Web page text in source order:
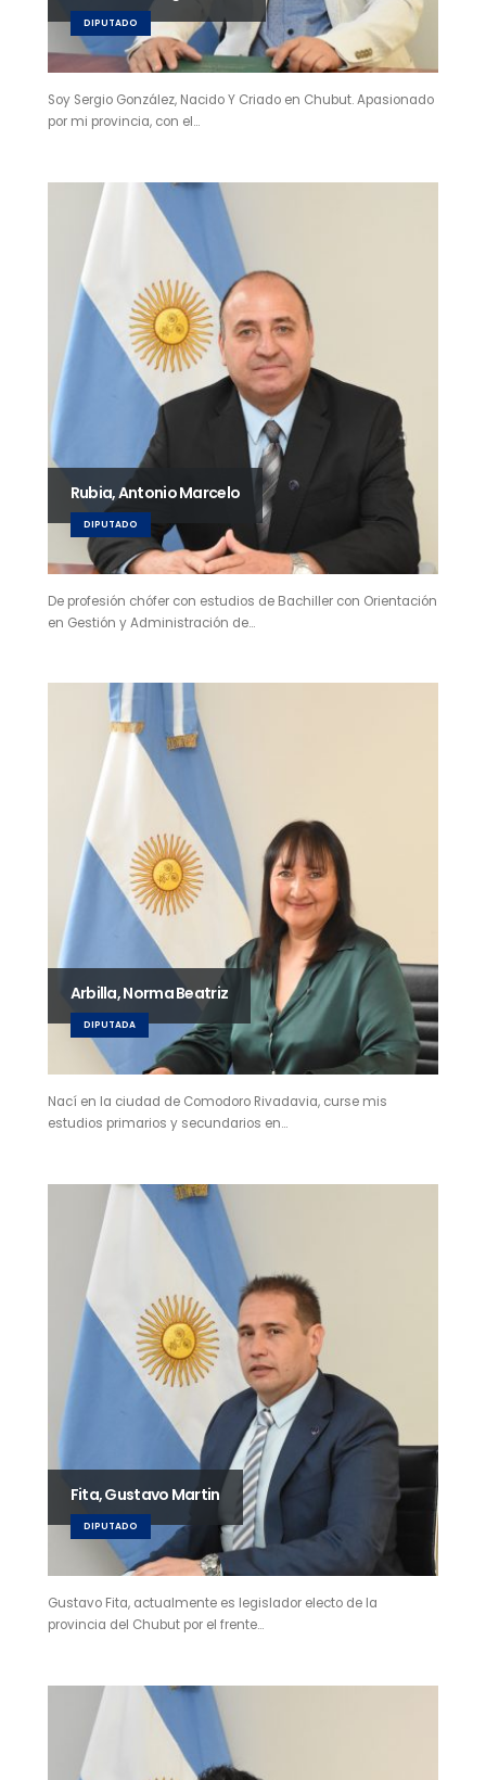
DIPUTADO
Soy Sergio González, Nacido Y Criado en Chubut. Apasionado
por mi provincia, con el…
Rubia, Antonio Marcelo
DIPUTADO
De profesión chófer con estudios de Bachiller con Orientación
en Gestión y Administración de…
Arbilla, Norma Beatriz
DIPUTADA
Nací en la ciudad de Comodoro Rivadavia, curse mis
estudios primarios y secundarios en…
Fita, Gustavo Martin
DIPUTADO
Gustavo Fita, actualmente es legislador electo de la
provincia del Chubut por el frente…